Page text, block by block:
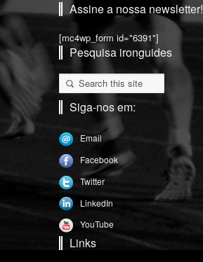
Assine a nossa newsletter!
[mc4wp_form id="6391"]
Pesquisa ironguides
Siga-nos em:
Email
Facebook
Twitter
LinkedIn
YouTube
Links